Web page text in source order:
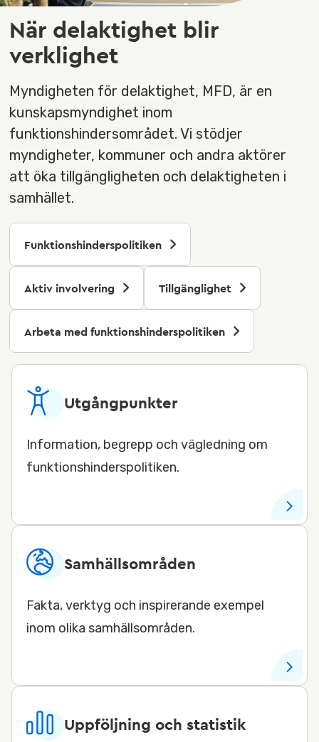
När delaktighet blir
verklighet
Myndigheten för delaktighet, MFD, är en
kunskapsmyndighet inom
funktionshindersområdet. Vi stödjer
myndigheter, kommuner och andra aktörer
att öka tillgängligheten och delaktigheten i
samhället.
Funktionshinderspolitiken
Aktiv involvering Tillgänglighet
Arbeta med funktionshinderspolitiken
Utgångpunkter
Information, begrepp och vägledning om
funktionshinderspolitiken.
Samhällsområden
Fakta, verktyg och inspirerande exempel
inom olika samhällsområden.
Uppföljning och statistik